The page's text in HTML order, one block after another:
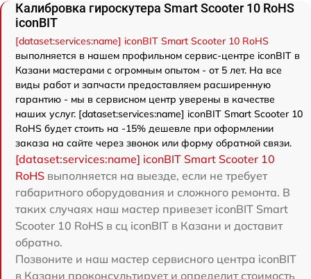
Калибровка гироскутера Smart Scooter 10 RoHS
iconBIT
[dataset:services:name] iconBIT Smart Scooter 10 RoHS
выполняется в нашем профильном сервис-центре iconBIT в
Казани мастерами с огромным опытом - от 5 лет. На все
виды работ и запчасти предоставляем расширенную
гарантию - мы в сервисном центр уверены в качестве
наших услуг. [dataset:services:name] iconBIT Smart Scooter 10
RoHS будет стоить на -15% дешевле при оформлении
заказа на сайте через звонок или форму обратной связи.
[dataset:services:name] iconBIT Smart Scooter 10
RoHS выполняется на выезде, если не требует
габаритного оборудования и сложного ремонта. В
таких случаях наш мастер привезет iconBIT Smart
Scooter 10 RoHS в сц iconBIT в Казани и доставит
обратно.
Позвоните и наш мастер сервисного центра iconBIT
в Казани проконсультирует и определит стоимость